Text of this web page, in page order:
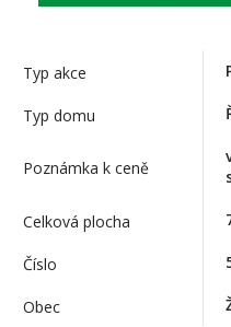
Typ akce
Typ domu
Poznámka k ceně
Celková plocha
Číslo
Obec